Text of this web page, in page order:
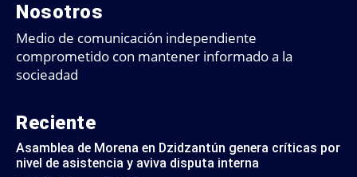
Nosotros
Medio de comunicación independiente
comprometido con mantener informado a la
socieadad
Reciente
Asamblea de Morena en Dzidzantún genera críticas por
nivel de asistencia y aviva disputa interna